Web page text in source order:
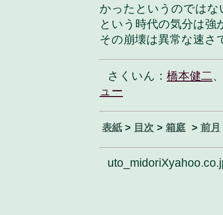
かったというのではな
という時代の気分は
その崩壊は異常な速さ
さくいん： 橋本健二
ュー
表紙 > 目次 > 箱庭 > 前月